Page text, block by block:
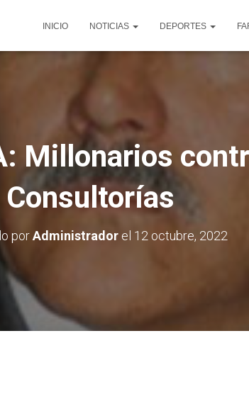
INICIO NOTICIAS DEPORTES
Millonarios
Consultorías
porAdministradorel 12 octubre, 2022